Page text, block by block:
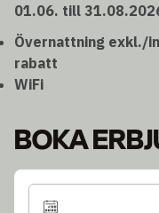
01.06. till
Övernattning exkl./
rabatt
WiFi
BOKA